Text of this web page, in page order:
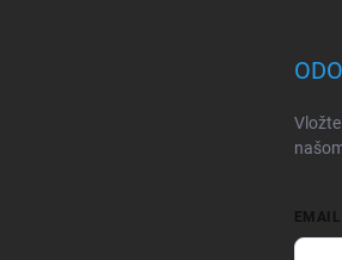
EMAIL